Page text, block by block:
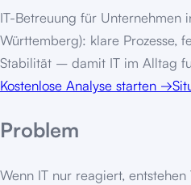
IT-Betreuung für Unternehmen
Württemberg): klare Prozesse,
Stabilität – damit IT im Alltag
Kostenlose Analyse starten →
Problem
Wenn IT nur reagiert,